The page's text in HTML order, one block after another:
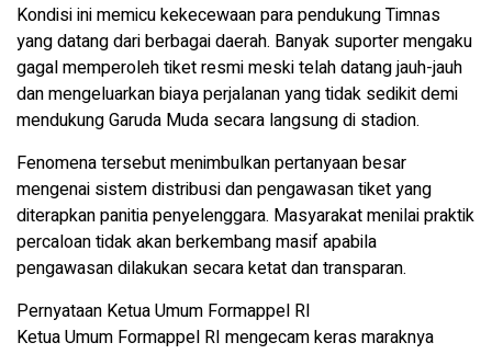
Kondisi ini memicu kekecewaan para pendukung Timnas
yang datang dari berbagai daerah. Banyak suporter mengaku
gagal memperoleh tiket resmi meski telah datang jauh-jauh
dan mengeluarkan biaya perjalanan yang tidak sedikit demi
mendukung Garuda Muda secara langsung di stadion.
Fenomena tersebut menimbulkan pertanyaan besar
mengenai sistem distribusi dan pengawasan tiket yang
diterapkan panitia penyelenggara. Masyarakat menilai praktik
percaloan tidak akan berkembang masif apabila
pengawasan dilakukan secara ketat dan transparan.
Pernyataan Ketua Umum Formappel RI
Ketua Umum Formappel RI mengecam keras maraknya